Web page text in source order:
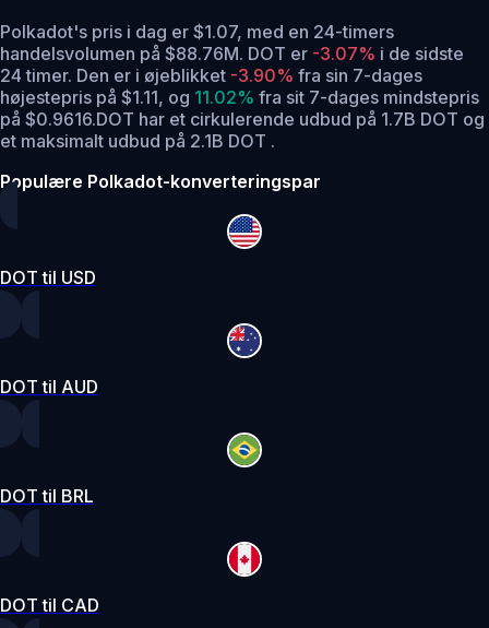
Polkadot's pris i dag er $1.07, med en 24-timers
handelsvolumen på $88.76M. DOT er -3.07% i de sidste
24 timer. Den er i øjeblikket -3.90% fra sin 7-dages
højestepris på $1.11, og 11.02% fra sit 7-dages mindstepris
på $0.9616.DOT har et cirkulerende udbud på 1.7B DOT og
et maksimalt udbud på 2.1B DOT .
Populære Polkadot-konverteringspar
DOT til USD
DOT til AUD
DOT til BRL
DOT til CAD